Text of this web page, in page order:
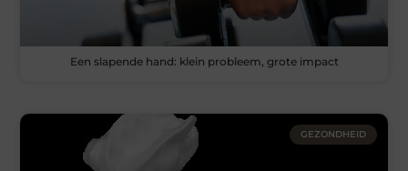
Een slapende hand: klein probleem, grote impact
GEZONDHEID